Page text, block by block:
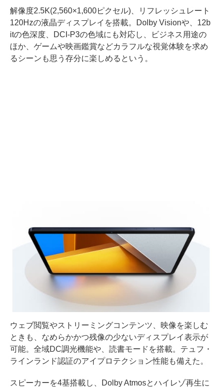
解像度2.5K(2,560×1,600ピクセル)、リフレッシュレート
120Hzの液晶ディスプレイを搭載。Dolby Visionや、12b
itの色深度、DCI-P3の色域にも対応し、ビジネス用途の
ほか、ゲームや映画鑑賞などカラフルな視覚体験を求め
るシーンも思う存分に楽しめるという。
ウェブ閲覧やストリーミングコンテンツ、映像を楽しむ
ときも、なめらかかつ残像の少ないディスプレイ表示が
可能。全域DC調光機能や、読書モードを搭載。テュフ・
ラインランド認証のアイプロテクション性能も備えた。
スピーカーを4基搭載し、Dolby Atmosとハイレゾ再生に